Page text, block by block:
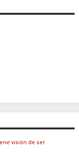
visión de ser